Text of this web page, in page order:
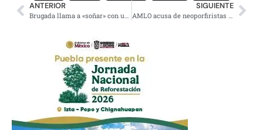
ANTERIOR
Brugada llama a «soñar» con una CDMX que combata las desigualdades
SIGUIENTE
AMLO acusa de neoporfiristas a Zedillo y Calderón, defienden privilegios